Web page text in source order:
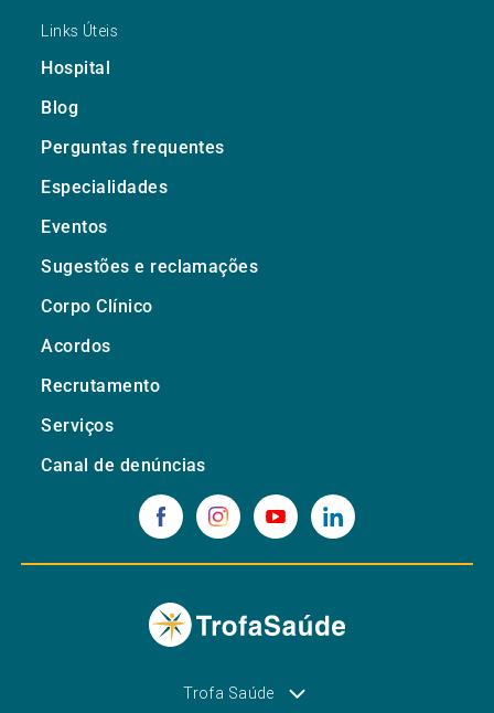
Links Úteis
Hospital
Blog
Perguntas frequentes
Especialidades
Eventos
Sugestões e reclamações
Corpo Clínico
Acordos
Recrutamento
Serviços
Canal de denúncias
Trofa Saúde